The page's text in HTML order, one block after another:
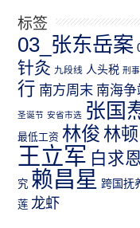
标签
03_张东岳案
针灸 九段线 人头税 刑
行 南方周末 南海争
圣诞节 安省市选 张国
最低工资 林俊 林顿
王立军 白求恩
究 赖昌星 跨国抚
莲 龙虾